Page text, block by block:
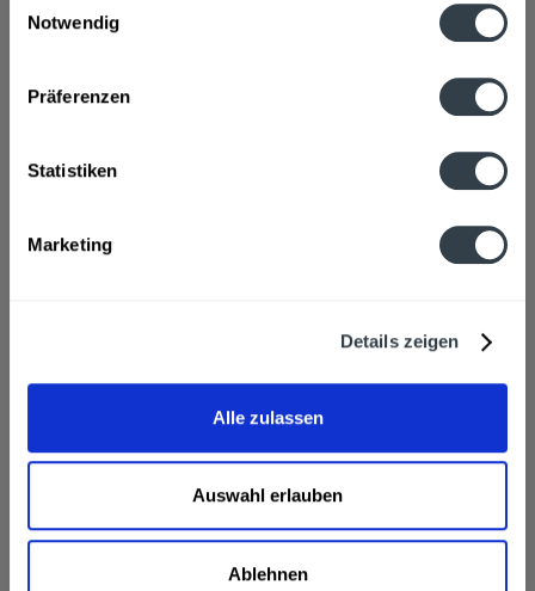
Notwendig
Präferenzen
Statistiken
Marketing
Details zeigen
Alle zulassen
Auswahl erlauben
Ablehnen
mehr
Zutaten und Allergene
Anmerkung: Sofern Allergene vorhanden sind, sind diese
mittels Großbuchstaben besonders hervorgehoben
Alwa Mineralbrunnen GmbH, 74372 Sersheim
Alwa Classic PET 12 x 1l wird in den folgenden
Regionen, Städten, Orten und Postleitzahl-Gebieten